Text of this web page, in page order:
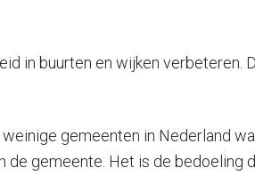
in buurten en wijken
gemeenten in Nederland
gemeente. Het is de bedoeling